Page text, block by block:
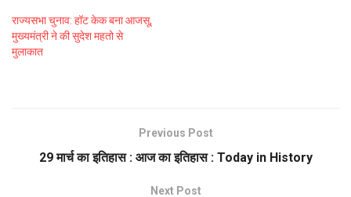
राज्यसभा चुनाव: हॉट केक बना आजसू,
मुख्यमंत्री ने की सुदेश महतो से
मुलाकात
Previous Post
29 मार्च का इतिहास : आज का इतिहास : Today in History
Next Post